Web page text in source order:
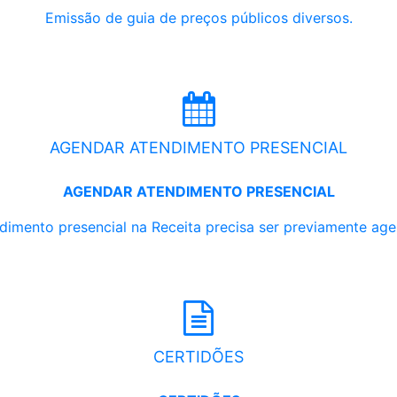
Emissão de guia de preços públicos diversos.
AGENDAR ATENDIMENTO PRESENCIAL
AGENDAR ATENDIMENTO PRESENCIAL
presencial na Receita precisa ser previamente
CERTIDÕES